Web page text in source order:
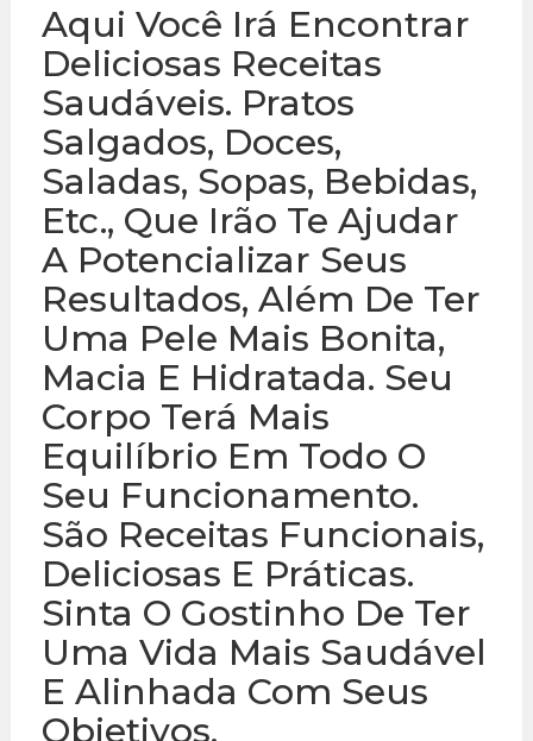
Aqui Você Irá Encontrar
Deliciosas Receitas
Saudáveis. Pratos
Salgados, Doces,
Saladas, Sopas, Bebidas,
Etc., Que Irão Te Ajudar
A Potencializar Seus
Resultados, Além De Ter
Uma Pele Mais Bonita,
Macia E Hidratada. Seu
Corpo Terá Mais
Equilíbrio Em Todo O
Seu Funcionamento.
São Receitas Funcionais,
Deliciosas E Práticas.
Sinta O Gostinho De Ter
Uma Vida Mais Saudável
E Alinhada Com Seus
Objetivos.